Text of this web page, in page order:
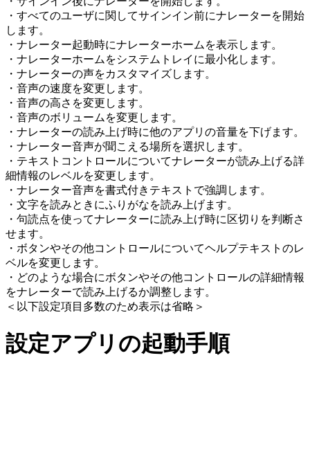
・すべてのユーザに関してサインイン前にナレーターを開始
します。
・ナレーター起動時にナレーターホームを表示します。
・ナレーターホームをシステムトレイに最小化します。
・ナレーターの声をカスタマイズします。
・音声の速度を変更します。
・音声の高さを変更します。
・音声のボリュームを変更します。
・ナレーターの読み上げ時に他のアプリの音量を下げます。
・ナレーター音声が聞こえる場所を選択します。
・テキストコントロールについてナレーターが読み上げる詳
細情報のレベルを変更します。
・ナレーター音声を書式付きテキストで強調します。
・文字を読みときにふりがなを読み上げます。
・句読点を使ってナレーターに読み上げ時に区切りを判断さ
せます。
・ボタンやその他コントロールについてヘルプテキストのレ
ベルを変更します。
・どのような場合にボタンやその他コントロールの詳細情報
をナレーターで読み上げるか調整します。
＜以下設定項目多数のため表示は省略＞
設定アプリの起動手順